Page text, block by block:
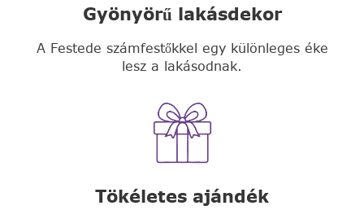
Gyönyörű lakásdekor
A Festede számfestőkkel egy különleges éke
lesz a lakásodnak.
Tökéletes ajándék